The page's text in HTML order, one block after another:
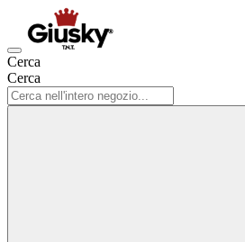
Cerca
Cerca